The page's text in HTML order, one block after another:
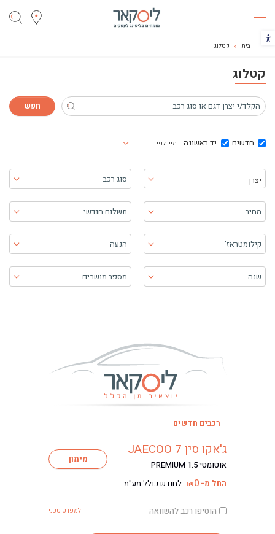
הכפתור משנה את צבעי הקונטרסט
בית קטלוג
קטלוג
חדשים יד ראשונה מיין לפי
בחר יצרן
יצרן סוג רכב
מחיר תשלום חודשי
קילומטראז' הנעה
שנה מספר מושבים
רכבים חדשים
ג'אקו סין JAECOO 7
אוטומטי PREMIUM 1.5 מימון
החל מ- ₪0 לחודש כולל מע"מ
הוסיפו רכב להשוואה למפרט טכני